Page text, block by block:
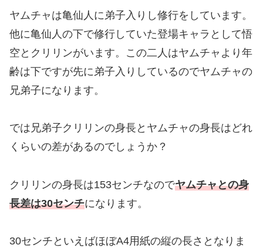
ヤムチャは亀仙人に弟子入りし修行をしています。
他に亀仙人の下で修行していた登場キャラとして悟
空とクリリンがいます。この二人はヤムチャより年
齢は下ですが先に弟子入りしているのでヤムチャの
兄弟子になります。
では兄弟子クリリンの身長とヤムチャの身長はどれ
くらいの差があるのでしょうか？
クリリンの身長は153センチなのでヤムチャとの身
長差は30センチになります。
30センチといえばほぼA4用紙の縦の長さとなりま